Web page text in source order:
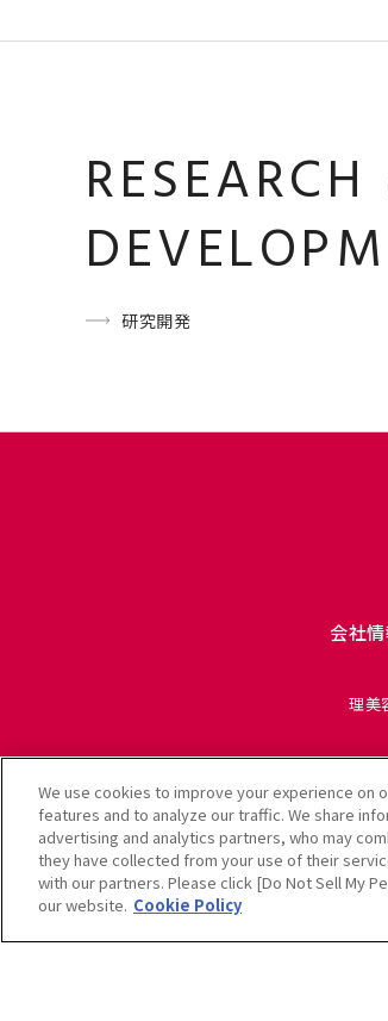
研究開発
会社
理美
We use cookies to improve your experience
features and to analyze our traffic. We share
advertising and analytics partners, who may
they have collected from your use of their
with our partners. Please click [Do Not Sell My
our website. Cookie Policy